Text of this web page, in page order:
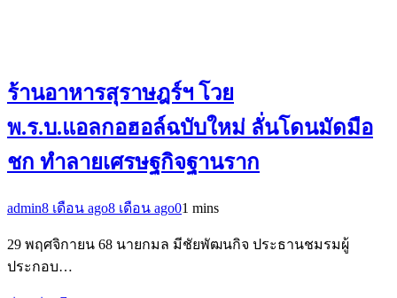
ร้านอาหารสุราษฎร์ฯ โวย
พ.ร.บ.แอลกอฮอล์ฉบับใหม่ ลั่นโดนมัดมือ
ชก ทำลายเศรษฐกิจฐานราก
admin8 เดือน ago8 เดือน ago01 mins
29 พฤศจิกายน 68 นายกมล มีชัยพัฒนกิจ ประธานชมรมผู้
ประกอบ…